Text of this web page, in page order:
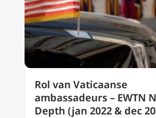
Rol van Vaticaanse
ambassadeurs – EWTN
Depth (jan 2022 & dec